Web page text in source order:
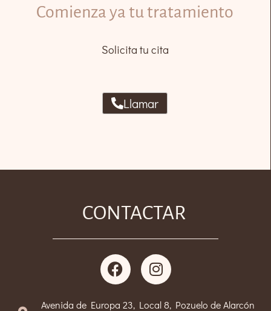
Comienza ya tu tratamiento
Solicita tu cita
Llamar
CONTACTAR
Avenida de Europa 23, Local 8, Pozuelo de Alarcón